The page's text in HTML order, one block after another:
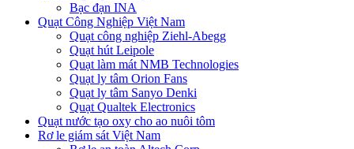
Bạc đạn INA
Quạt Công Nghiệp Việt Nam
Quạt công nghiệp Ziehl-Abegg
Quạt hút Leipole
Quạt làm mát NMB Technologies
Quạt ly tâm Orion Fans
Quạt ly tâm Sanyo Denki
Quạt Qualtek Electronics
Quạt nước tạo oxy cho ao nuôi tôm
Rơ le giám sát Việt Nam